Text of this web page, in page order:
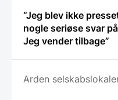
“Jeg blev ikke
nogle seriøse svar
Jeg vender tilbage”
Arden